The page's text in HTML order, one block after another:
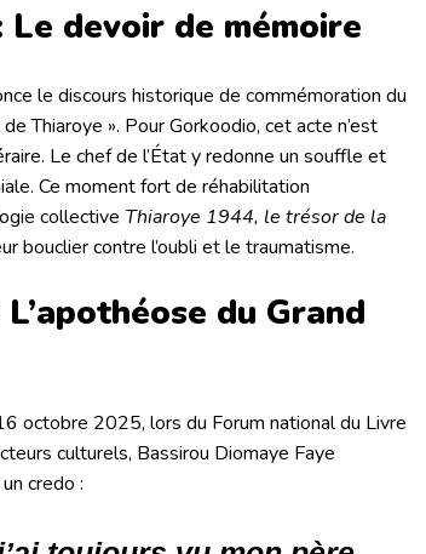
devoir de mémoire
le discours historique de commémoration du
de Thiaroye ». Pour Gorkoodio, cet acte n’est
. Le chef de l’État y redonne un souffle et
. Ce moment fort de réhabilitation
collective Thiaroye 1944, le trésor de la
bouclier contre l’oubli et le traumatisme.
du Grand
octobre 2025, lors du Forum national du Livre
culturels, Bassirou Diomaye Faye
credo :